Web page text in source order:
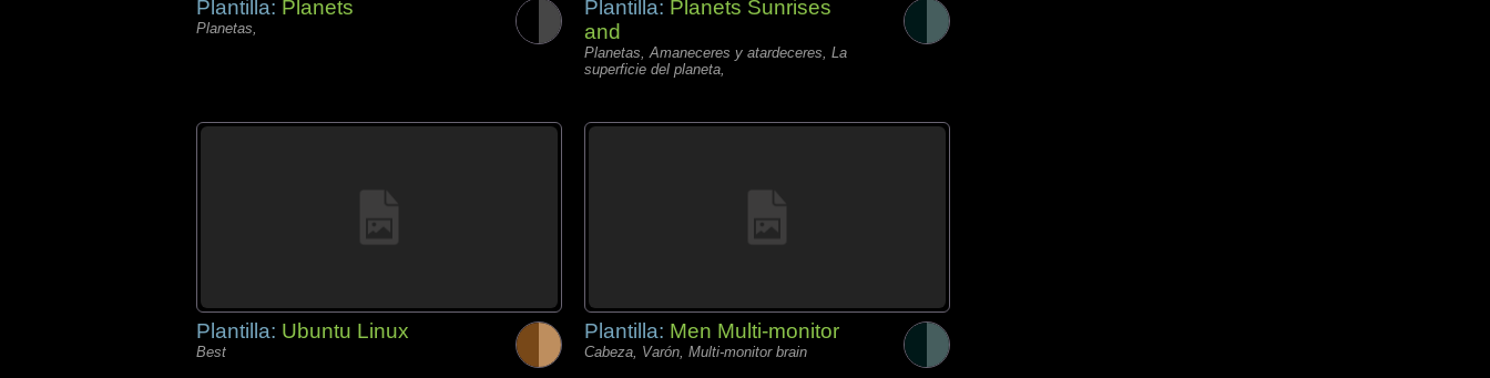
Plantilla: Planets
Planetas,
Plantilla: Planets Sunrises
and
Planetas, Amaneceres y atardeceres, La
superficie del planeta,
Plantilla: Ubuntu Linux
Best
Plantilla: Men Multi-monitor
Cabeza, Varón, Multi-monitor brain